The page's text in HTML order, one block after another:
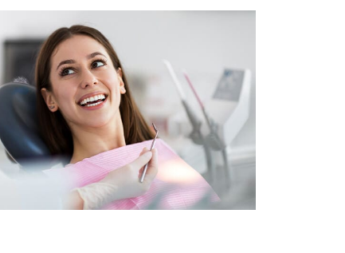
helkeramiska kronor?
kronor består av flera steg och kräver vanligtvis två besök
kronor appliceras:
och utvärdering:
undersöka din munhälsa och bedöma om en helkeramisk
diskutera dina mål och funderingar och kan ta röntgenbilder
områdena under det första besöket. Detta steg